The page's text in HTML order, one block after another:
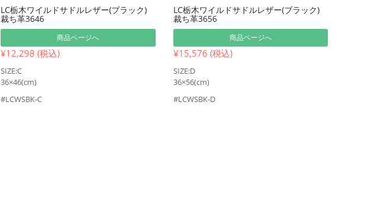
LC栃木ワイルドサドルレザー(ブラック)
裁ち革3646
商品ページへ
¥12,298 (税込)
SIZE:C
36×46(cm)
#LCWSBK-C
LC栃木ワイルドサドルレザー(ブラック)
裁ち革3656
商品ページへ
¥15,576 (税込)
SIZE:D
36×56(cm)
#LCWSBK-D